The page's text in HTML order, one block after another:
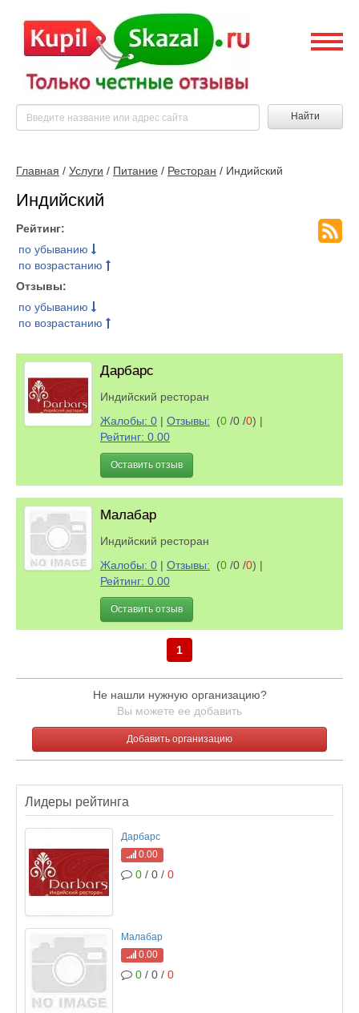
Найти
Главная / Услуги / Питание / Ресторан / Индийский
Индийский
Рейтинг:
по убыванию
по возрастанию
Отзывы:
по убыванию
по возрастанию
Дарбарс
Индийский ресторан
Жалобы: 0 | Отзывы: (0 /0 /0) |
Рейтинг: 0.00
Оставить отзыв
Малабар
Индийский ресторан
Жалобы: 0 | Отзывы: (0 /0 /0) |
Рейтинг: 0.00
Оставить отзыв
1
Не нашли нужную организацию?
Вы можете ее добавить
Добавить организацию
Лидеры рейтинга
Дарбарс
0.00
0 / 0 / 0
Малабар
0.00
0 / 0 / 0